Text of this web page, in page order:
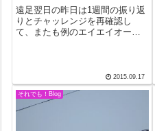
遠足翌日の昨日は1週間の振り返
りとチャッレンジを再確認し
て、またも例のエイエイオー。
nation（国）! All of natio...2015.09.17
それでも！Blog